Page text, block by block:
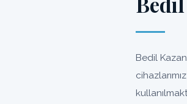
Bedil